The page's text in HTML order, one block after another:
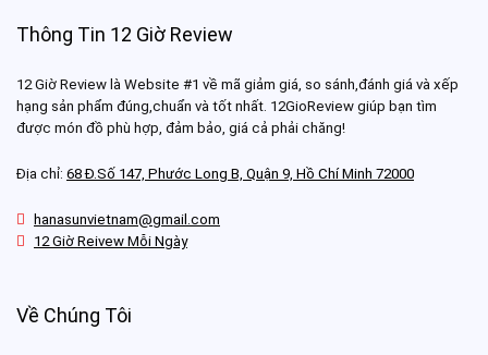
Thông Tin 12 Giờ Review
12 Giờ Review là Website #1 về mã giảm giá, so sánh,đánh giá và xếp
hạng sản phẩm đúng,chuẩn và tốt nhất. 12GioReview giúp bạn tìm
được món đồ phù hợp, đảm bảo, giá cả phải chăng!
Địa chỉ: 68 Đ.Số 147, Phước Long B, Quận 9, Hồ Chí Minh 72000
hanasunvietnam@gmail.com
12 Giờ Reivew Mỗi Ngày
Về Chúng Tôi